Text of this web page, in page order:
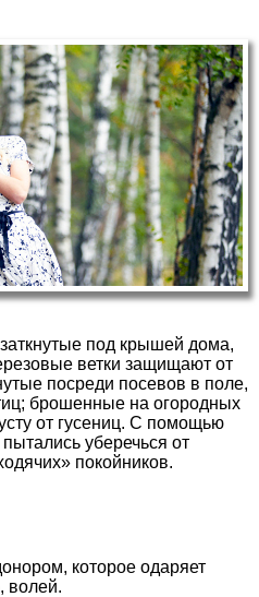
под крышей дома,
ветки защищают от
посреди посевов в поле,
брошенные на огородных
от гусениц. С помощью
уберечься от
покойников.
которое одаряет
волей.